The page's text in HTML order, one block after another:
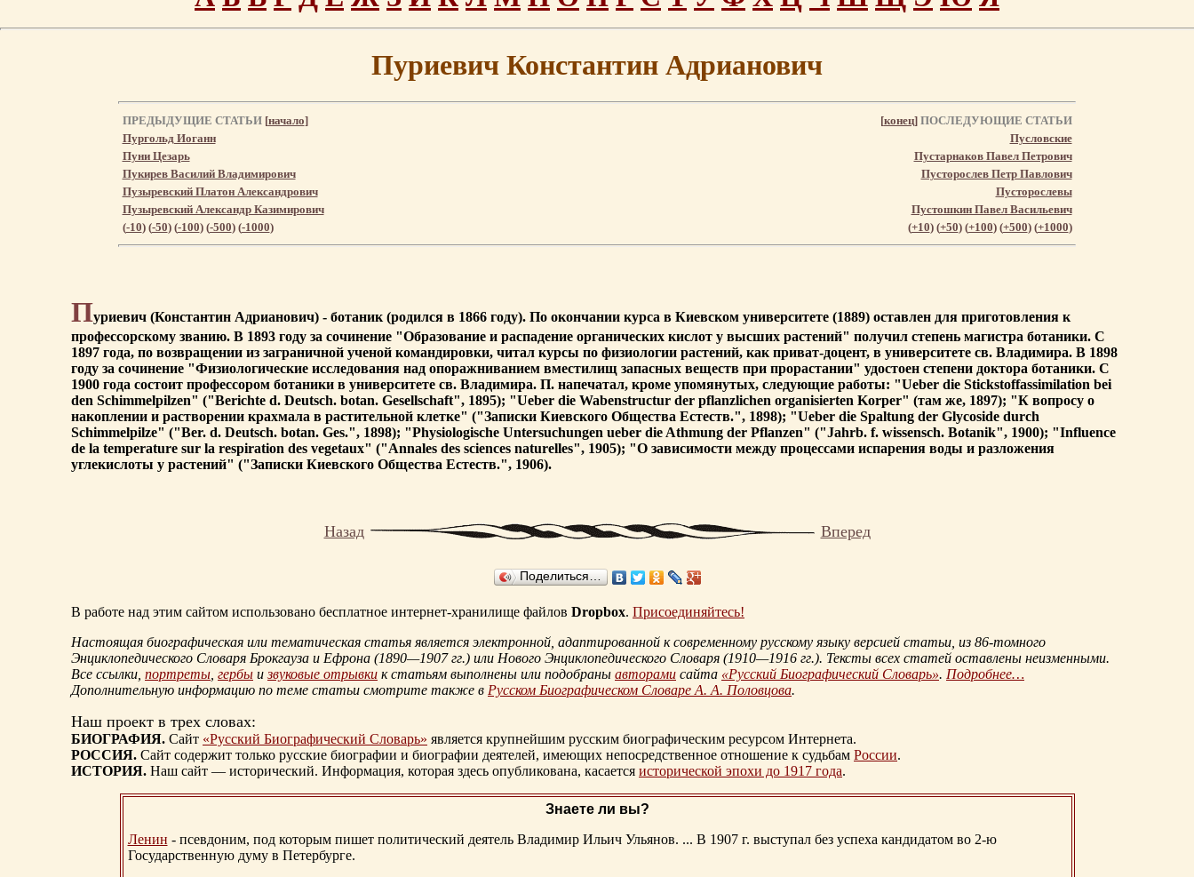
Пуриевич Константин Адрианович
ПРЕДЫДУЩИЕ СТАТЬИ [начало] [конец]ПОСЛЕДУЮЩИЕ СТАТЬИ
Пургольд Иоганн
Пусловские
Пуни Цезарь
Пустарнаков Павел Петрович
Пукирев Василий Владимирович
Пусторослев Петр Павлович
Пузыревский Платон Александрович
Пусторослевы
Пузыревский Александр Казимирович
Пустошкин Павел Васильевич
(-10) (-50) (-100) (-500) (-1000) (+10) (+50) (+100) (+500) (+1000)
Пуриевич (Константин Адрианович) - ботаник (родился в 1866 году). По окончании курса в Киевском университете (1889) оставлен для приготовления к
профессорскому званию. В 1893 году за сочинение "Образование и распадение органических кислот у высших растений" получил степень магистра ботаники. С
1897 года, по возвращении из заграничной ученой командировки, читал курсы по физиологии растений, как приват-доцент, в университете св. Владимира. В 1898
году за сочинение "Физиологические исследования над опоражниванием вместилищ запасных веществ при прорастании" удостоен степени доктора ботаники. С
1900 года состоит профессором ботаники в университете св. Владимира. П. напечатал, кроме упомянутых, следующие работы: "Ueber die Stickstoffassimilation bei
den Schimmelpilzen" ("Berichte d. Deutsch. botan. Gesellschaft", 1895); "Ueber die Wabenstructur der pflanzlichen organisierten Korper" (там же, 1897); "К вопросу о
накоплении и растворении крахмала в растительной клетке" ("Записки Киевского Общества Естеств.", 1898); "Ueber die Spaltung der Glycoside durch
Schimmelpilze" ("Ber. d. Deutsch. botan. Ges.", 1898); "Physiologische Untersuchungen ueber die Athmung der Pflanzen" ("Jahrb. f. wissensch. Botanik", 1900); "Influence
de la temperature sur la respiration des vegetaux" ("Annales des sciences naturelles", 1905); "О зависимости между процессами испарения воды и разложения
углекислоты у растений" ("Записки Киевского Общества Естеств.", 1906).
Назад Вперед
Поделиться…
В работе над этим сайтом использовано бесплатное интернет-хранилище файлов Dropbox. Присоединяйтесь!
Настоящая биографическая или тематическая статья является электронной, адаптированной к современному русскому языку версией статьи, из 86-томного
Энциклопедического Словаря Брокгауза и Ефрона (1890—1907 гг.) или Нового Энциклопедического Словаря (1910—1916 гг.). Тексты всех статей оставлены неизменными.
Все ссылки, портреты, гербы и звуковые отрывки к статьям выполнены или подобраны авторами сайта «Русский Биографический Словарь». Подробнее…
Дополнительную информацию по теме статьи смотрите также в Русском Биографическом Словаре А. А. Половцова.
Наш проект в трех словах:
БИОГРАФИЯ. Сайт «Русский Биографический Словарь» является крупнейшим русским биографическим ресурсом Интернета.
РОССИЯ. Сайт содержит только русские биографии и биографии деятелей, имеющих непосредственное отношение к судьбам России.
ИСТОРИЯ. Наш сайт — исторический. Информация, которая здесь опубликована, касается исторической эпохи до 1917 года.
Знаете ли вы?
Ленин - псевдоним, под которым пишет политический деятель Владимир Ильич Ульянов. ... В 1907 г. выступал без успеха кандидатом во 2-ю
Государственную думу в Петербурге.